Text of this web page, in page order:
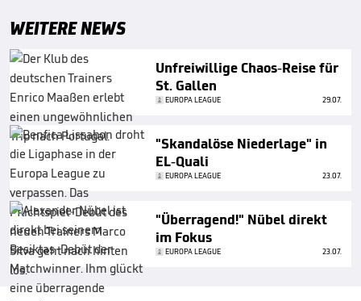
WEITERE NEWS
Unfreiwillige Chaos-Reise für
St. Gallen
EUROPA LEAGUE 29.07.
"Skandalöse Niederlage" in
EL-Quali
EUROPA LEAGUE 23.07.
"Überragend!" Nübel direkt
im Fokus
EUROPA LEAGUE 23.07.